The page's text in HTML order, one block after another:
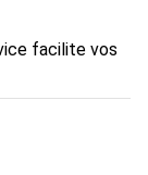
facilite vos